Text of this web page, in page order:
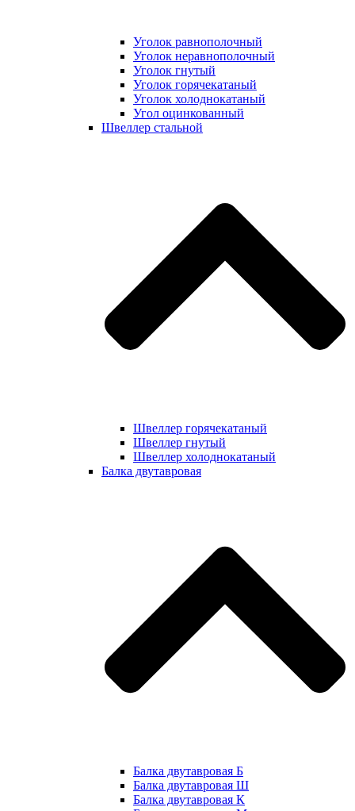
Уголок равнополочный
Уголок неравнополочный
Уголок гнутый
Уголок горячекатаный
Уголок холоднокатаный
Угол оцинкованный
Швеллер стальной
Швеллер горячекатаный
Швеллер гнутый
Швеллер холоднокатаный
Балка двутавровая
Балка двутавровая Б
Балка двутавровая Ш
Балка двутавровая К